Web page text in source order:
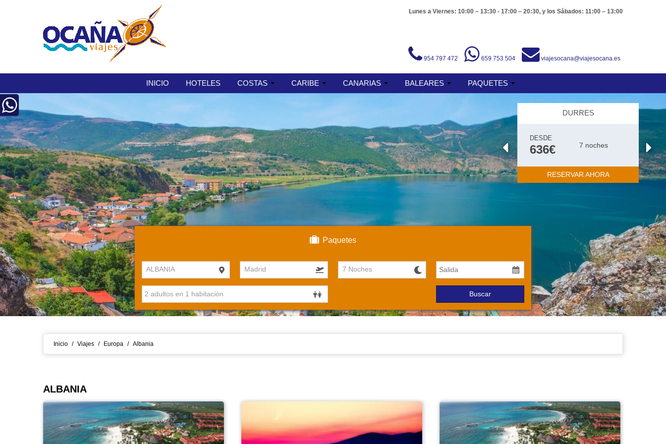
Lunes a Viernes: 10:00 – 13:30 - 17:00 – 20:30, y los Sábados: 11:00 – 13:00
954 797 472 659 753 504 viajesocana@viajesocana.es
INICIO HOTELES COSTAS CARIBE CANARIAS BALEARES PAQUETES
DESDE
636€ 7 noches
RESERVAR AHORA
665€ 7 noches
RESERVAR AHORA
Paquetes
ALBANIA Madrid 7 Noches
Buscar
Inicio / Viajes / Europa / Albania
ALBANIA